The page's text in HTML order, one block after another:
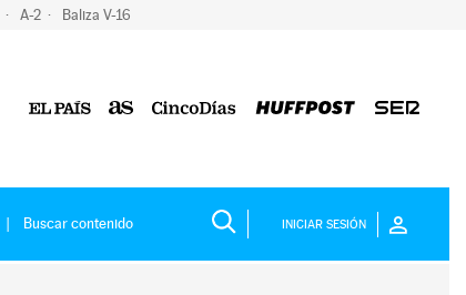
A-2 Baliza V-16
INICIAR SESIÓN